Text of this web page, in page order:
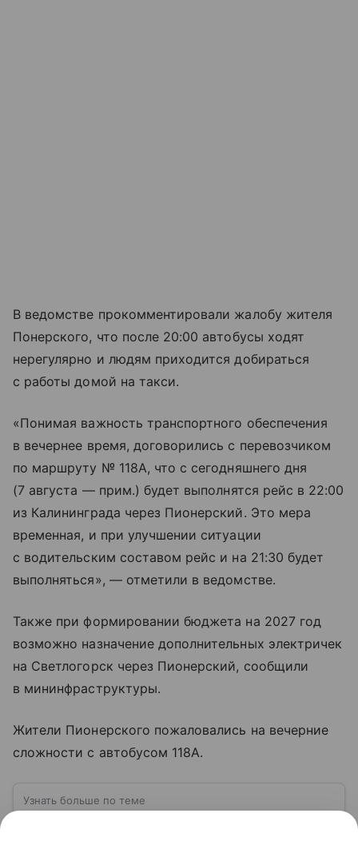
В ведомстве прокомментировали жалобу жителя
Понерского, что после 20:00 автобусы ходят
нерегулярно и людям приходится добираться
с работы домой на такси.
«Понимая важность транспортного обеспечения
в вечернее время, договорились с перевозчиком
по маршруту № 118А, что с сегодняшнего дня
(7 августа — прим.) будет выполнятся рейс в 22:00
из Калининграда через Пионерский. Это мера
временная, и при улучшении ситуации
с водительским составом рейс и на 21:30 будет
выполняться», — отметили в ведомстве.
Также при формировании бюджета на 2027 год
возможно назначение дополнительных электричек
на Светлогорск через Пионерский, сообщили
в мининфраструктуры.
Жители Пионерского пожаловались на вечерние
сложности с автобусом 118А.
Узнать больше по теме